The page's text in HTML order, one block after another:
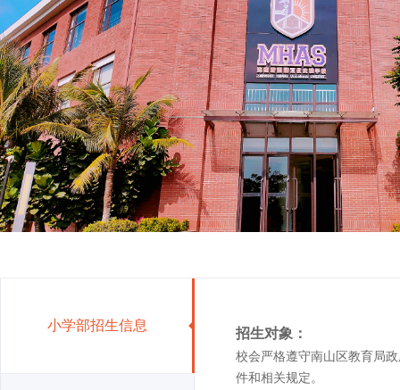
小学部招生信息 招生对象：
校会严格遵守南山区教育局
件和相关规定。